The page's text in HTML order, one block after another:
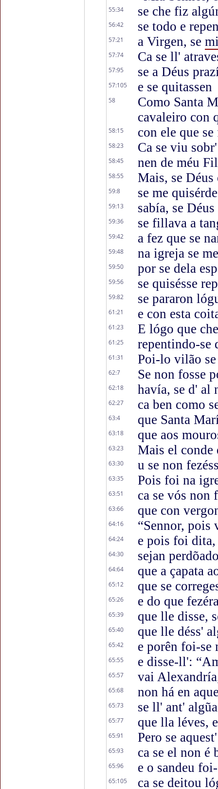
55:34 se che fiz
56:42 se todo e
57:21 a Virgen, se
57:74 Ca se ll'
57:95 se a Déus
57:105 e se quitassen
58
Como Santa
cavaleiro con
58:15 con ele que
58:23 Ca se viu
58:45 nen de méu
58:55 Mais, se Déus
59:8 se me
59:13 sabía, se
59:36 se fillava a
59:42 a fez que se
59:48 na igreja se
59:50 por se dela
59:56 se quisésse
59:82 se pararon
61:21 e con esta
61:23 E lógo que
61:25 repentindo-se
61:31 Poi-lo vilão
62:7 Se non fosse
62:18 havía, se d' al
62:27 ca ben como
63:4 que Santa
63:18 que aos
63:23 Mais el conde
63:30 u se non
63:35 Pois foi na
63:51 ca se vós non
63:66 que con
64:16 “Sennor, pois
64:24 e pois foi
64:30 sejan
64:64 que a çapata
65:12 que se
65:26 e do que
65:39 que lle disse,
65:40 que lle déss'
65:42 e porên foi-
65:55 e disse-ll':
65:57 vai
65:68 non há en
65:73 se ll' ant'
65:77 que lla léves,
65:91 Pero se
65:93 ca se el non é
65:96 e o sandeu
65:105 ca se deitou